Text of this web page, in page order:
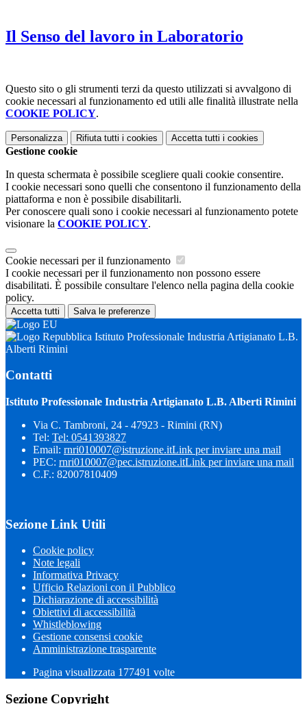
Il Senso del lavoro in Laboratorio
Questo sito o gli strumenti terzi da questo utilizzati si avvalgono di
cookie necessari al funzionamento ed utili alle finalità illustrate nella
COOKIE POLICY.
Personalizza Rifiuta tutti i cookies Accetta tutti i cookies
Gestione cookie
In questa schermata è possibile scegliere quali cookie consentire.
I cookie necessari sono quelli che consentono il funzionamento della
piattaforma e non è possibile disabilitarli.
Per conoscere quali sono i cookie necessari al funzionamento potete
visionare la COOKIE POLICY.
Cookie necessari per il funzionamento
I cookie necessari per il funzionamento non possono essere
disabilitati. È possibile consultare l'elenco nella pagina della cookie
policy.
Accetta tutti Salva le preferenze
Istituto Professionale Industria Artigianato L.B.
Alberti Rimini
Contatti
Istituto Professionale Industria Artigianato L.B. Alberti Rimini
Via C. Tambroni, 24 - 47923 - Rimini (RN)
Tel: Tel: 0541393827
Email: rnri010007@istruzione.itLink per inviare una mail
PEC: rnri010007@pec.istruzione.itLink per inviare una mail
C.F.: 82007810409
Sezione Link Utili
Cookie policy
Note legali
Informativa Privacy
Ufficio Relazioni con il Pubblico
Dichiarazione di accessibilità
Obiettivi di accessibilità
Whistleblowing
Gestione consensi cookie
Amministrazione trasparente
Pagina visualizzata 177491 volte
Sezione Copyright